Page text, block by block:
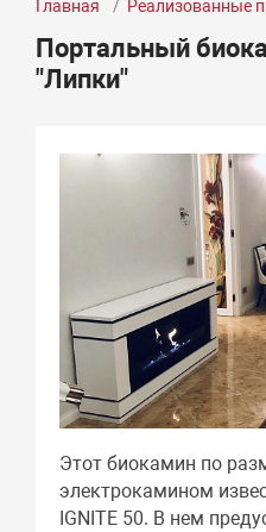
Главная Реализованные
Портальный
"Липки"
Этот биокамин по
электрокамином
IGNITE 50. В нем